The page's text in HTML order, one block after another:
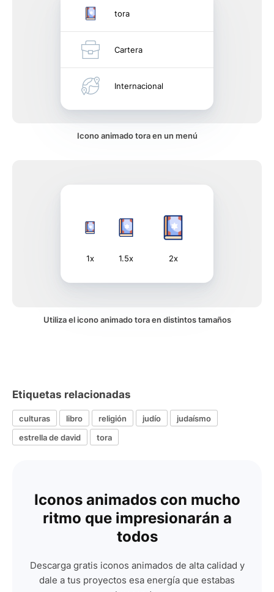
tora
Cartera
Internacional
Icono animado tora en un menú
1x 1.5x 2x
Utiliza el icono animado tora en distintos tamaños
Etiquetas relacionadas
culturas libro religión judío
judaísmo
estrella de david
tora
Iconos animados con mucho
ritmo que impresionarán a
todos
Descarga gratis iconos animados de alta calidad y
dale a tus proyectos esa energía que estabas